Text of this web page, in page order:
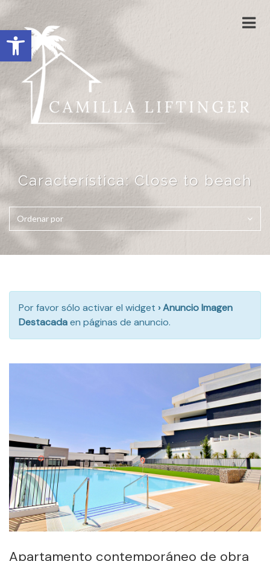
Abrir barra de herramientas
Característica: Close to beach
Ordenar por
Por favor sólo activar el widget › Anuncio Imagen
Destacadaen páginas de anuncio.
Apartamento contemporáneo de obra